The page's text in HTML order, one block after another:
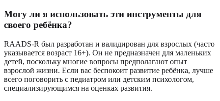
Могу ли я использовать эти инструменты для
своего ребёнка?
RAADS-R был разработан и валидирован для взрослых (часто
указывается возраст 16+). Он не предназначен для маленьких
детей, поскольку многие вопросы предполагают опыт
взрослой жизни. Если вас беспокоит развитие ребёнка, лучше
всего поговорить с педиатром или детским психологом,
специализирующимся на оценках развития.